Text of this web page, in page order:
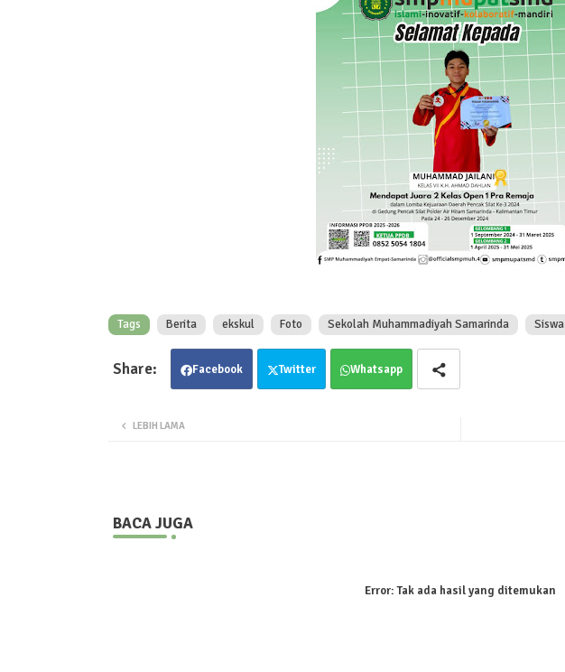
Tags Berita ekskul Foto Sekolah Muhammadiyah Samarinda Siswa
Facebook Twitter Whatsapp
LEBIH LAMA
BACA JUGA
Error:Tak ada hasil yang ditemukan